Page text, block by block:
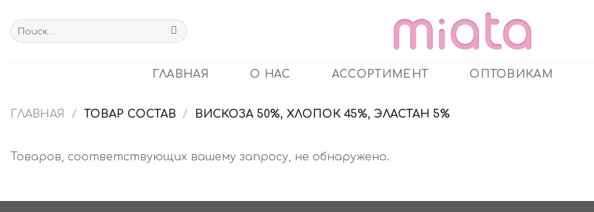
content
Искать:
ГЛАВНАЯ О НАС АССОРТИМЕНТ ОПТОВИКАМ
ГЛАВНАЯ / ТОВАР СОСТАВ / ВИСКОЗА 50%, ХЛОПОК 45%, ЭЛАСТАН 5%
Товаров, соответствующих вашему запросу, не обнаружено.